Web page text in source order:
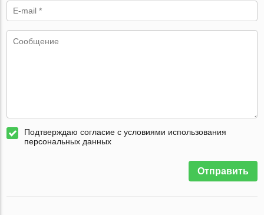
Подтверждаю согласие с условиями использования
персональных данных
Отправить